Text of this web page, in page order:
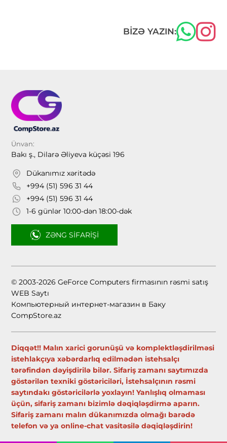
BIZƏ YAZIN:
Ünvan:
Bakı ş., Dilarə Əliyeva küçəsi 196
Dükanımız xəritədə
+994 (51) 596 31 44
+994 (51) 596 31 44
1-6 günlər 10:00-dən 18:00-dək
ZƏNG SIFARIŞI
© 2003-2026 GeForce Computers firmasının rəsmi satış
WEB Saytı
Компьютерный интернет-магазин в Баку
CompStore.az
Diqqət!! Malın xarici gorunüşü və komplektləşdirilməsi
istehlakçıya xəbərdarlıq edilmədən istehsalçı
tərəfindən dəyişdirilə bilər. Sifariş zamanı saytımızda
göstərilən texniki göstəriciləri, İstehsalçının rəsmi
saytındakı göstəricilərlə yoxlayın! Yanlışlıq olmaması
üçün, sifariş zamanı bizimlə dəqiqləşdirmə aparın.
Sifariş zamanı malın dükanımızda olmağı barədə
telefon və ya online-chat vasitəsilə dəqiqləşdirin!